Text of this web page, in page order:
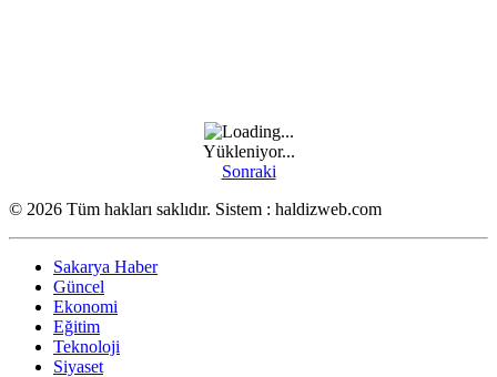
Yükleniyor...
Sonraki
© 2026 Tüm hakları saklıdır. Sistem : haldizweb.com
Sakarya Haber
Güncel
Ekonomi
Eğitim
Teknoloji
Siyaset